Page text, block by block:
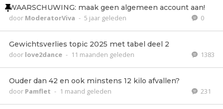
WAARSCHUWING: maak geen algemeen account aan!
door ModeratorViva - 5 jaar geleden 0
Gewichtsverlies topic 2025 met tabel deel 2
door love2dance - 11 maanden geleden 1383
Ouder dan 42 en ook minstens 12 kilo afvallen?
door Pamflet - 1 maand geleden 231